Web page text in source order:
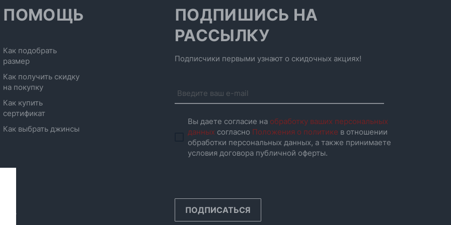
ПОМОЩЬ
Как подобрать
размер
Как получить скидку
на покупку
Как купить
сертификат
Как выбрать джинсы
ПОДПИШИСЬ НА
РАССЫЛКУ
Подписчики первыми узнают о скидочных акциях!
Вы даете согласие на обработку ваших персональных
данных согласно Положения о политике в отношении
обработки персональных данных, а также принимаете
условия договора публичной оферты.
ПОДПИСАТЬСЯ